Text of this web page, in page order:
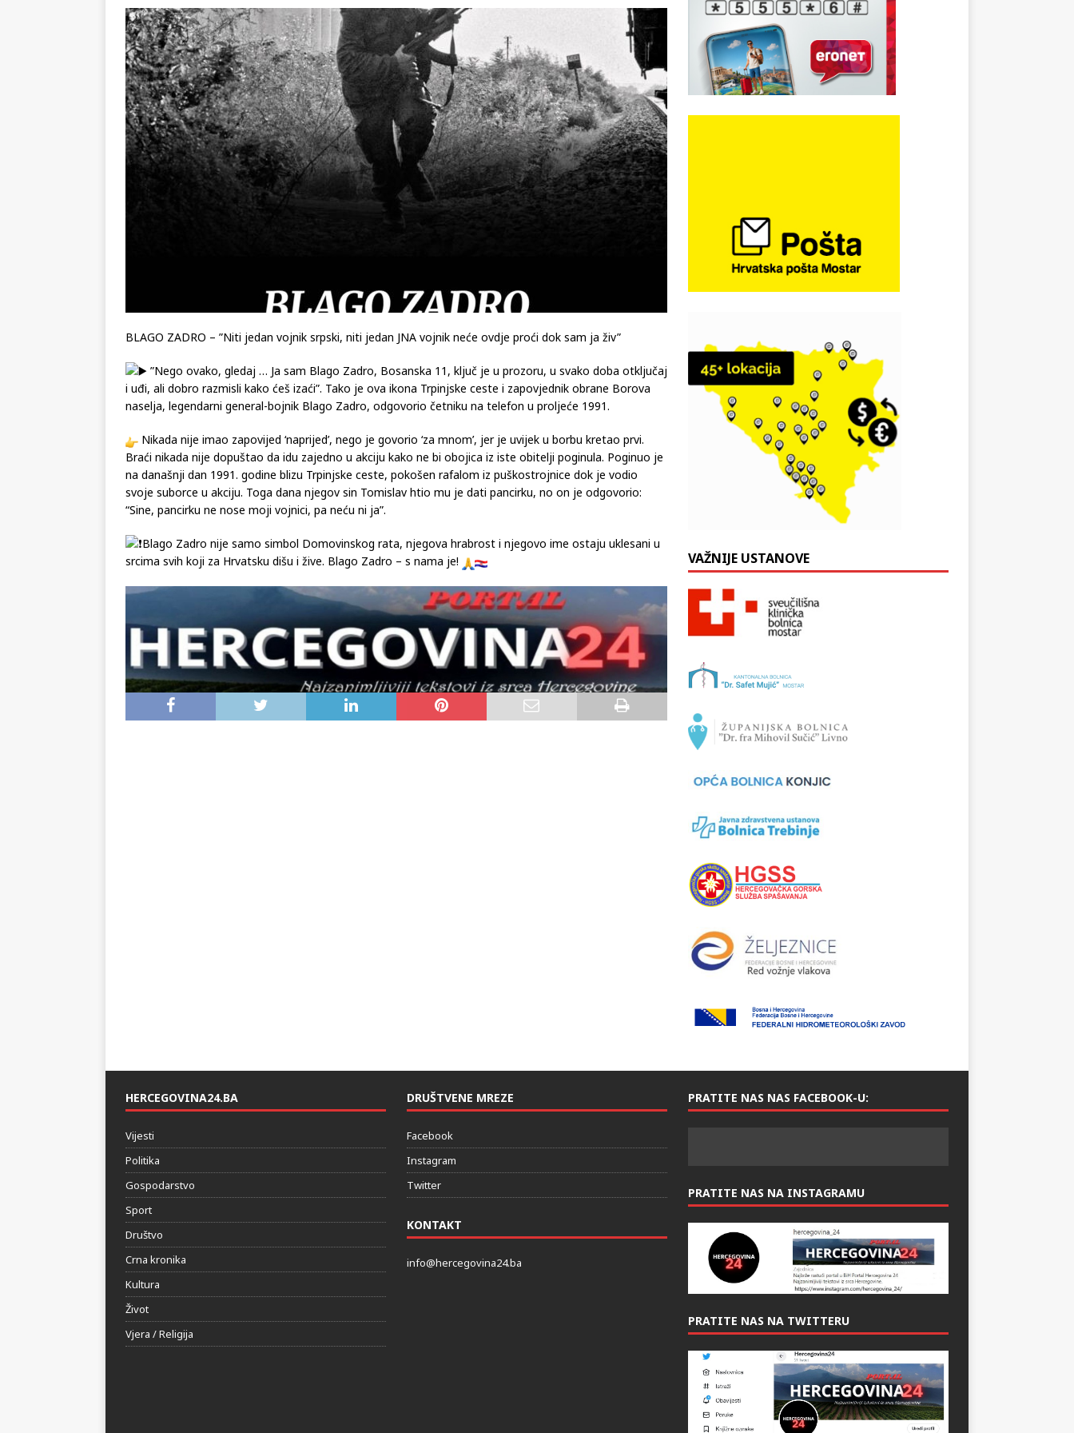
[ 02.08.2026 ] GP Gabela Polje: Vozači satima čekaju, dok se drugi ubacuju sa strane
VIJESTI
[ 29.07.2026 ] Na današnji dan, 29. srpnja 2018, preminuo je glazbeni genij Oliver Dragojević
(video)
KULTURA
[ 28.07.2026 ] Uhićen napadač iz Međugorja; ‘Slobodna Dalmacija‘ u posjedu dramatične
snimke potjere i hvatanja muškarca u polju kod granice!
CRNA KRONIKA
[ 06.08.2026 ] Vrhunac toplinskog vala. Svježije u petak. Negdje stižu i pljuskovi. VRIJEME
BLAGO ZADRO – ”Niti jedan vojnik srpski, niti jedan JNA vojnik neće ovdje proći dok sam ja živ”
”Nego ovako, gledaj … Ja sam Blago Zadro, Bosanska 11, ključ je u prozoru, u svako doba otključaj
i uđi, ali dobro razmisli kako ćeš izaći”. Tako je ova ikona Trpinjske ceste i zapovjednik obrane Borova
naselja, legendarni general-bojnik Blago Zadro, odgovorio četniku na telefon u proljeće 1991.
Nikada nije imao zapovijed ‘naprijed’, nego je govorio ‘za mnom’, jer je uvijek u borbu kretao prvi.
Braći nikada nije dopuštao da idu zajedno u akciju kako ne bi obojica iz iste obitelji poginula. Poginuo je
na današnji dan 1991. godine blizu Trpinjske ceste, pokošen rafalom iz puškostrojnice dok je vodio
svoje suborce u akciju. Toga dana njegov sin Tomislav htio mu je dati pancirku, no on je odgovorio:
“Sine, pancirku ne nose moji vojnici, pa neću ni ja”.
Blago Zadro nije samo simbol Domovinskog rata, njegova hrabrost i njegovo ime ostaju uklesani u
srcima svih koji za Hrvatsku dišu i žive. Blago Zadro – s nama je!
VAŽNIJE USTANOVE
HERCEGOVINA24.BA
Vijesti
Politika
Gospodarstvo
Sport
Društvo
Crna kronika
Kultura
Život
Vjera / Religija
DRUŠTVENE MREZE
Facebook
Instagram
Twitter
KONTAKT
info@hercegovina24.ba
PRATITE NAS NAS FACEBOOK-U:
PRATITE NAS NA INSTAGRAMU
PRATITE NAS NA TWITTERU